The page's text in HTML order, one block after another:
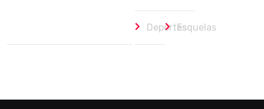
DeportesEsquelas